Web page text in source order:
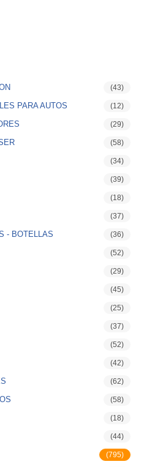
(43)
PARA AUTOS (12)
(29)
(58)
(34)
(39)
(18)
(37)
- BOTELLAS (36)
(52)
(29)
(45)
(25)
(37)
(52)
(42)
(62)
(58)
(18)
(44)
(795)